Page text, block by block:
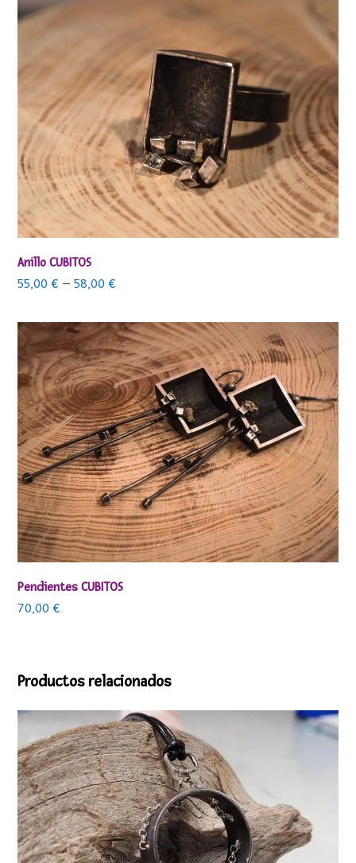
Anillo CUBITOS
55,00€ –58,00€
Pendientes CUBITOS
70,00€
Productos relacionados